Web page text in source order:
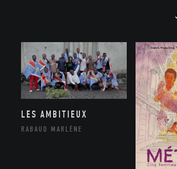
LES AMBITIEUX
RABAUD MARLÈNE